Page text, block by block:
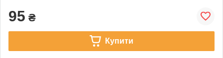
95 ₴
Купити